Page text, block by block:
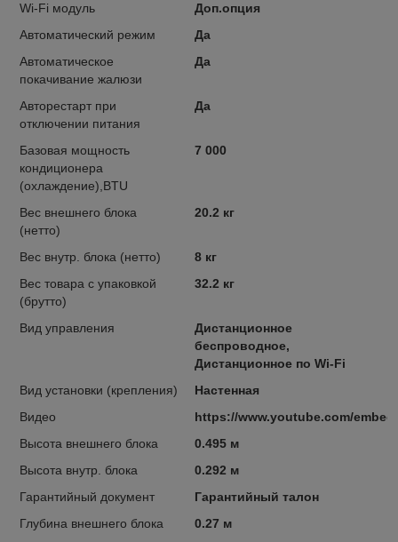
Wi-Fi модуль
Доп.опция
Автоматический режим
Да
Автоматическое
покачивание жалюзи
Да
Авторестарт при
отключении питания
Да
Базовая мощность
кондиционера
(охлаждение),BTU
7 000
Вес внешнего блока
(нетто)
20.2 кг
Вес внутр. блока (нетто)
8 кг
Вес товара с упаковкой
(брутто)
32.2 кг
Вид управления
Дистанционное
беспроводное,
Дистанционное по Wi-Fi
Вид установки (крепления)
Настенная
Видео
https://www.youtube.com/embed/
Высота внешнего блока
0.495 м
Высота внутр. блока
0.292 м
Гарантийный документ
Гарантийный талон
Глубина внешнего блока
0.27 м